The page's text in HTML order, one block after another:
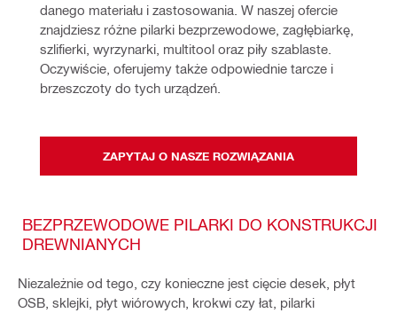
danego materiału i zastosowania. W naszej ofercie
znajdziesz różne pilarki bezprzewodowe, zagłębiarkę,
szlifierki, wyrzynarki, multitool oraz piły szablaste.
Oczywiście, oferujemy także odpowiednie tarcze i
brzeszczoty do tych urządzeń.
ZAPYTAJ O NASZE ROZWIĄZANIA
BEZPRZEWODOWE PILARKI DO KONSTRUKCJI
DREWNIANYCH
Niezależnie od tego, czy konieczne jest cięcie desek, płyt
OSB, sklejki, płyt wiórowych, krokwi czy łat, pilarki